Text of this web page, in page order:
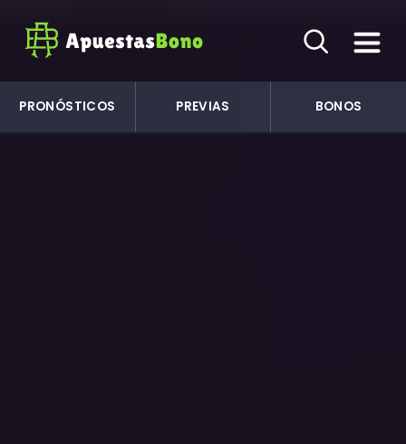
PRONÓSTICOS PREVIAS BONOS